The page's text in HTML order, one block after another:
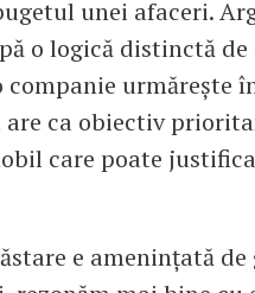
unei afaceri.
o logică distinctă
urmărește
ca obiectiv
care poate
e amenințată